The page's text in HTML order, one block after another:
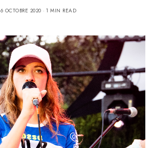
6 OCTOBRE 2020 1 MIN READ